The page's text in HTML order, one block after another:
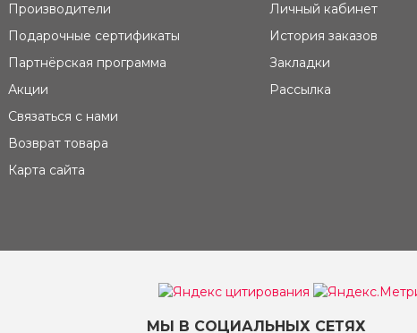
Производители
Подарочные сертификаты
Партнёрская программа
Акции
Связаться с нами
Возврат товара
Карта сайта
Личный кабинет
История заказов
Закладки
Рассылка
МЫ В СОЦИАЛЬНЫХ СЕТЯХ